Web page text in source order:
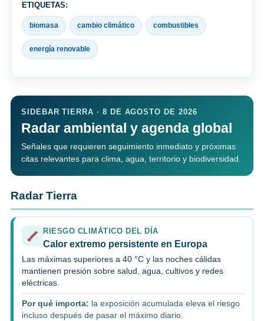
ETIQUETAS:
biomasa cambio climático combustibles
energía renovable
SIDEBAR TIERRA · 8 DE AGOSTO DE 2026
Radar ambiental y agenda global
Señales que requieren seguimiento inmediato y próximas
citas relevantes para clima, agua, territorio y biodiversidad.
Radar Tierra
RIESGO CLIMÁTICO DEL DÍA
Calor extremo persistente en Europa
Las máximas superiores a 40 °C y las noches cálidas
mantienen presión sobre salud, agua, cultivos y redes
eléctricas.
Por qué importa: la exposición acumulada eleva el riesgo
incluso después de pasar el máximo diario.